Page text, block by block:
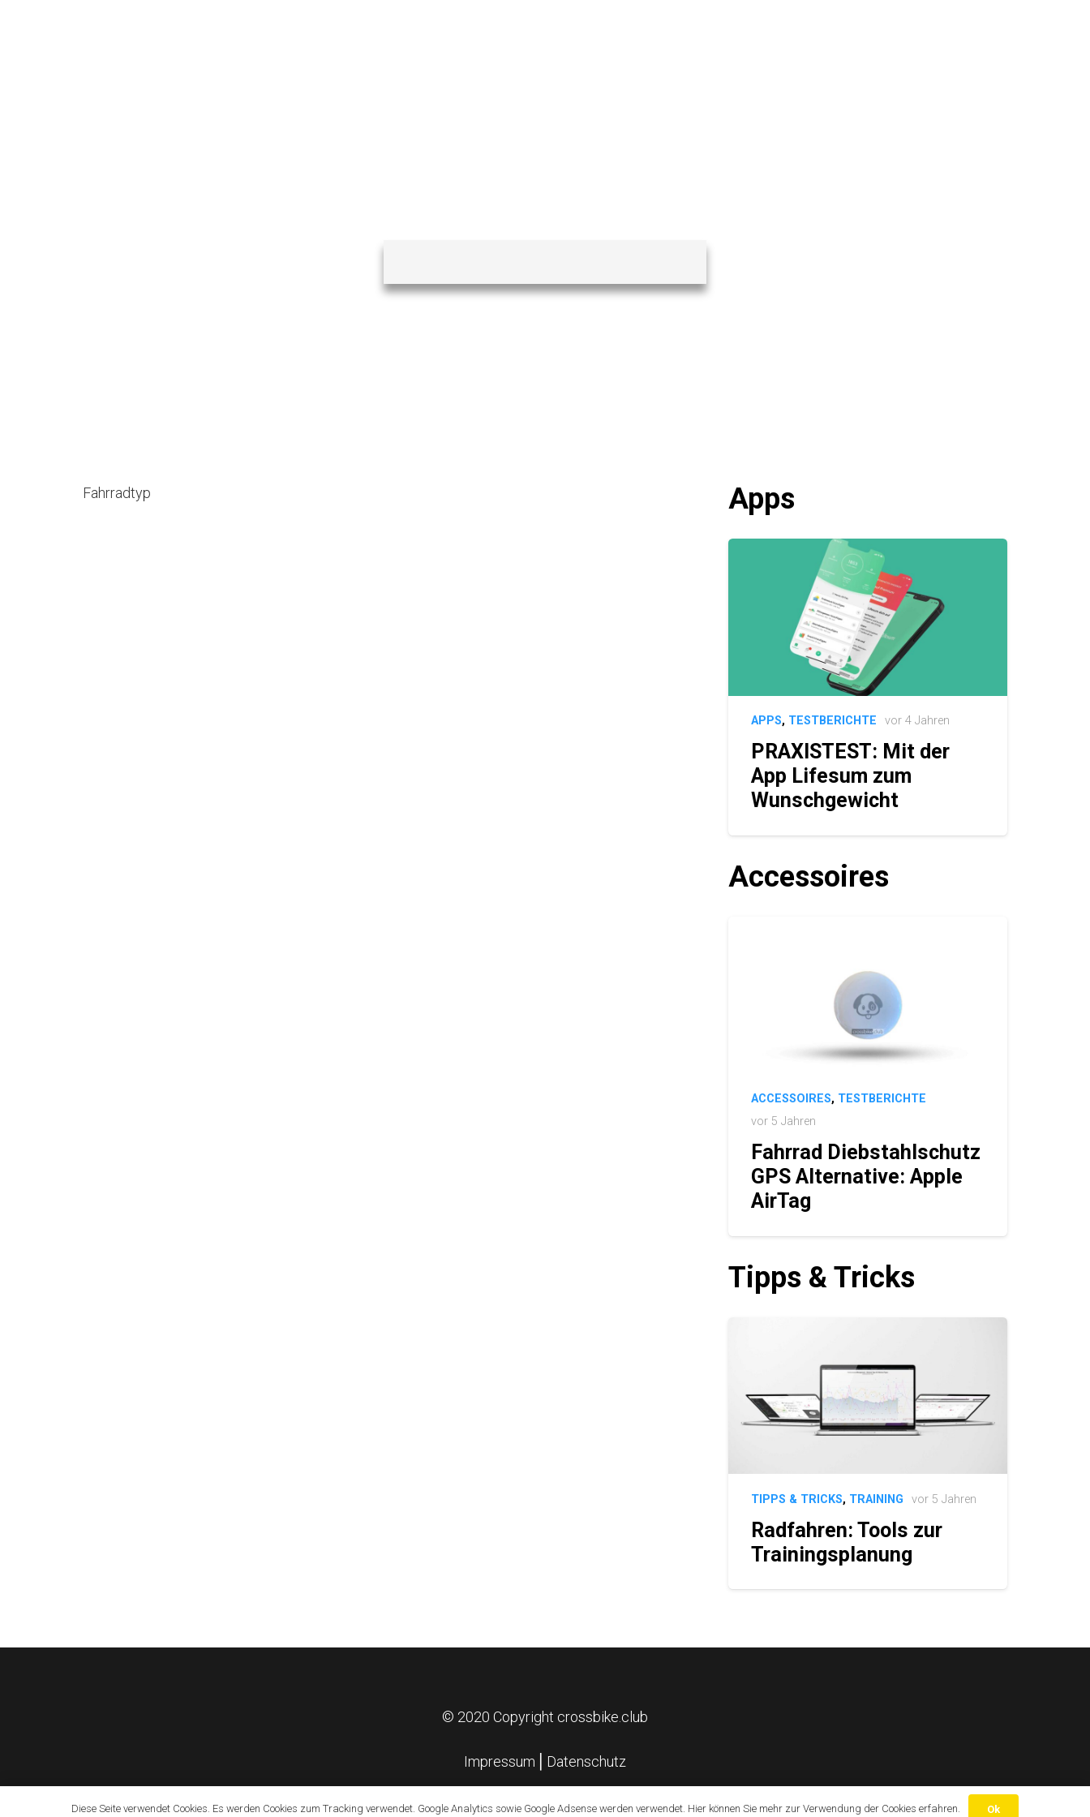
Fahrradtyp Apps
APPS, TESTBERICHTE vor 4 Jahren
PRAXISTEST: Mit der
App Lifesum zum
Wunschgewicht
Accessoires
ACCESSOIRES, TESTBERICHTE
vor 5 Jahren
Fahrrad Diebstahlschutz
GPS Alternative: Apple
AirTag
Tipps & Tricks
TIPPS & TRICKS, TRAINING vor 5 Jahren
Radfahren: Tools zur
Trainingsplanung
© 2020 Copyright crossbike.club
Impressum Datenschutz
Diese Seite verwendet Cookies. Es werden Cookies zum Tracking verwendet. Google Analytics sowie Google Adsense werden verwendet. Hier können Sie mehr zur Verwendung der Cookies erfahren. Ok